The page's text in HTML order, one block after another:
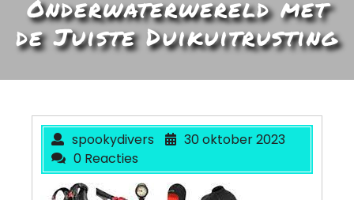
Onderwaterwereld met
de Juiste Duikuitrusting
spookydivers
30 oktober 2023
0 Reacties